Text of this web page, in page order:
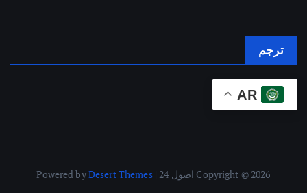
ترجم
AR
Copyright © 2026 اصول 24 | Powered by Desert Themes